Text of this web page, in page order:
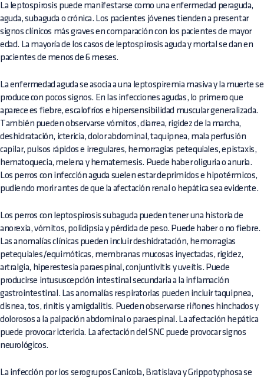
La leptospirosis puede manifestarse como una enfermedad peraguda,
aguda, subaguda o crónica. Los pacientes jóvenes tienden a presentar
signos clínicos más graves en comparación con los pacientes de mayor
edad. La mayoría de los casos de leptospirosis aguda y mortal se dan en
pacientes de menos de 6 meses.
La enfermedad aguda se asocia a una leptospiremia masiva y la muerte se
produce con pocos signos. En las infecciones agudas, lo primero que
aparece es fiebre, escalofríos e hipersensibilidad muscular generalizada.
También pueden observarse vómitos, diarrea, rigidez de la marcha,
deshidratación, ictericia, dolor abdominal, taquipnea, mala perfusión
capilar, pulsos rápidos e irregulares, hemorragias petequiales, epistaxis,
hematoquecia, melena y hematemesis. Puede haber oliguria o anuria.
Los perros con infección aguda suelen estar deprimidos e hipotérmicos,
pudiendo morir antes de que la afectación renal o hepática sea evidente.
Los perros con leptospirosis subaguda pueden tener una historia de
anorexia, vómitos, polidipsia y pérdida de peso. Puede haber o no fiebre.
Las anomalías clínicas pueden incluir deshidratación, hemorragias
petequiales/equimóticas, membranas mucosas inyectadas, rigidez,
artralgia, hiperestesia paraespinal, conjuntivitis y uveítis. Puede
producirse intususcepción intestinal secundaria a la inflamación
gastrointestinal. Las anomalías respiratorias pueden incluir taquipnea,
disnea, tos, rinitis y amigdalitis. Pueden observarse riñones hinchados y
dolorosos a la palpación abdominal o paraespinal. La afectación hepática
puede provocar ictericia. La afectación del SNC puede provocar signos
neurológicos.
La infección por los serogrupos Canicola, Bratislava y Grippotyphosa se